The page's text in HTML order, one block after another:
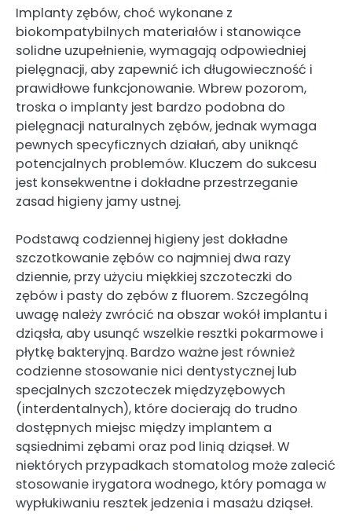
Implanty zębów, choć wykonane z
biokompatybilnych materiałów i stanowiące
solidne uzupełnienie, wymagają odpowiedniej
pielęgnacji, aby zapewnić ich długowieczność i
prawidłowe funkcjonowanie. Wbrew pozorom,
troska o implanty jest bardzo podobna do
pielęgnacji naturalnych zębów, jednak wymaga
pewnych specyficznych działań, aby uniknąć
potencjalnych problemów. Kluczem do sukcesu
jest konsekwentne i dokładne przestrzeganie
zasad higieny jamy ustnej.
Podstawą codziennej higieny jest dokładne
szczotkowanie zębów co najmniej dwa razy
dziennie, przy użyciu miękkiej szczoteczki do
zębów i pasty do zębów z fluorem. Szczególną
uwagę należy zwrócić na obszar wokół implantu i
dziąsła, aby usunąć wszelkie resztki pokarmowe i
płytkę bakteryjną. Bardzo ważne jest również
codzienne stosowanie nici dentystycznej lub
specjalnych szczoteczek międzyzębowych
(interdentalnych), które docierają do trudno
dostępnych miejsc między implantem a
sąsiednimi zębami oraz pod linią dziąseł. W
niektórych przypadkach stomatolog może zalecić
stosowanie irygatora wodnego, który pomaga w
wypłukiwaniu resztek jedzenia i masażu dziąseł.